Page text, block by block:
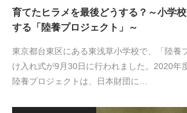
育てたヒラメを最後どうする？～小学
する「陸養プロジェクト」～
東京都台東区にある東浅草小学校で、「陸養
け入れ式が9月30日に行われました。2020年
陸養プロジェクトは、日本財団に…